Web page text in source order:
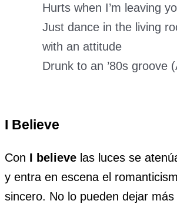
Hurts when I’m leaving
Just dance in the living
with an attitude
Drunk to an ’80s groove
I Believe
Con I believe las luces se
y entra en escena el
sincero. No lo pueden dejar más